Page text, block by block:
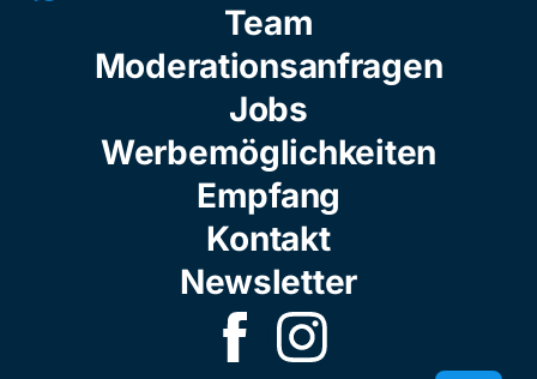
Team
Moderationsanfragen
Jobs
Werbemöglichkeiten
Empfang
Kontakt
Newsletter